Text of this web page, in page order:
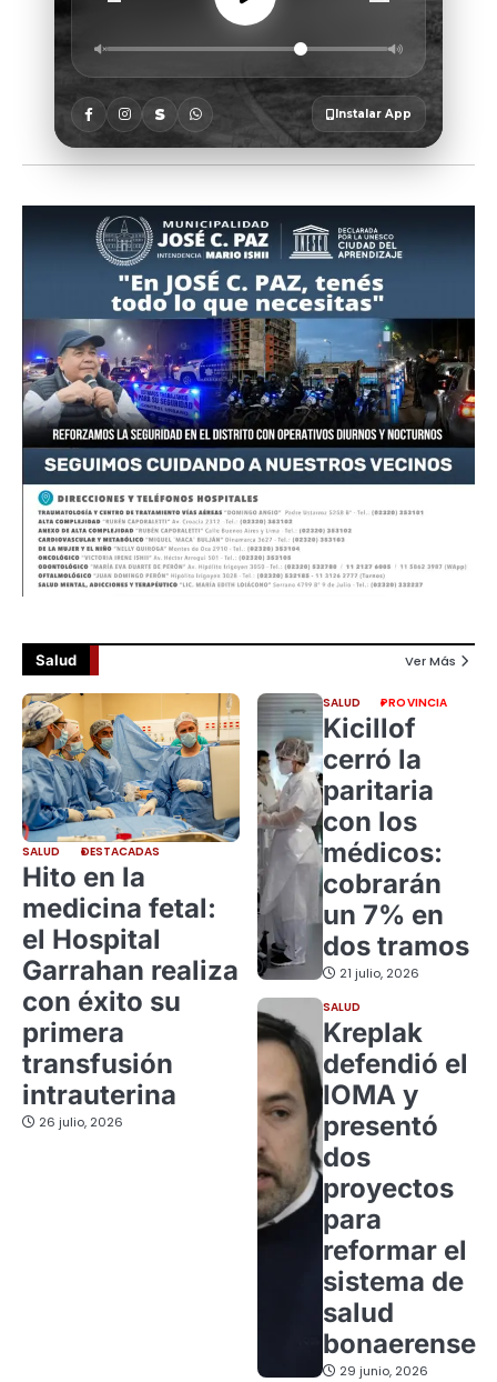
Salud Ver Más
SALUD DESTACADAS
Hito en la
medicina fetal:
el Hospital
Garrahan realiza
con éxito su
primera
transfusión
intrauterina
26 julio, 2026
SALUD PROVINCIA
Kicillof
cerró la
paritaria
con los
médicos:
cobrarán
un 7% en
dos tramos
21 julio, 2026
SALUD
Kreplak
defendió el
IOMA y
presentó
dos
proyectos
para
reformar el
sistema de
salud
bonaerense
29 junio, 2026